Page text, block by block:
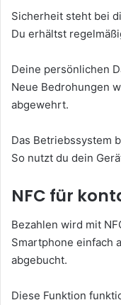
Sicherheit steht bei
Du erhältst
Deine persönlichen
Neue Bedrohungen
abgewehrt.
Das Betriebssystem
So nutzt du dein
NFC für
Bezahlen wird mit
Smartphone einfach
abgebucht.
Diese Funktion